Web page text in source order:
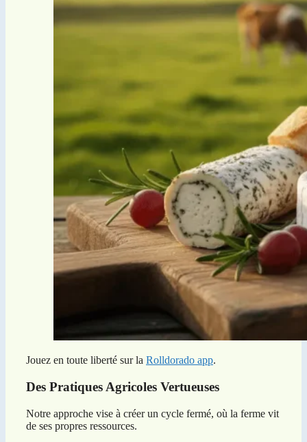
Jouez en toute liberté sur la Rolldorado app.
Des Pratiques Agricoles Vertueuses
Notre approche vise à créer un cycle fermé, où la ferme vit
de ses propres ressources.